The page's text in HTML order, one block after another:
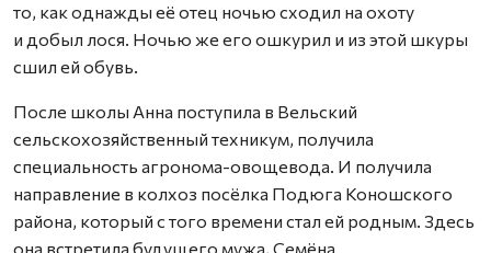
то, как однажды её отец ночью сходил на охоту
и добыл лося. Ночью же его ошкурил и из этой шкуры
сшил ей обувь.
После школы Анна поступила в Вель­ский
сельскохозяйственный техникум, получила
специальность агронома-овощевода. И получила
направление в колхоз посёлка Подюга Коношского
района, который с того времени стал ей родным. Здесь
она встретила будущего мужа, Семёна